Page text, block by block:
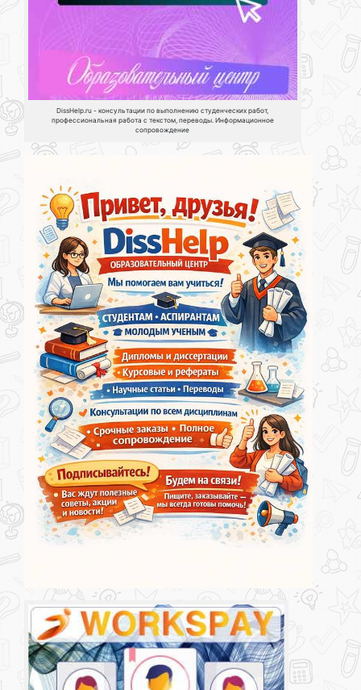
DissHelp.ru - консультации по выполнению студенческих работ,
профессиональная работа с текстом, переводы. Информационное
сопровождение